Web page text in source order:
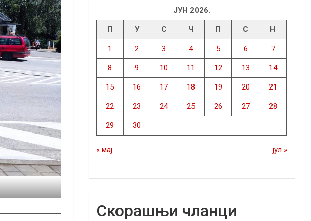
ЈУН 2026.
П У С Ч П С Н
1 2 3 4 5 6 7
8 9 10 11 12 13 14
15 16 17 18 19 20 21
22 23 24 25 26 27 28
29 30
« мај јул »
Скорашњи чланци